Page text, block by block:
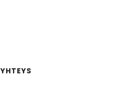
YHTEYS